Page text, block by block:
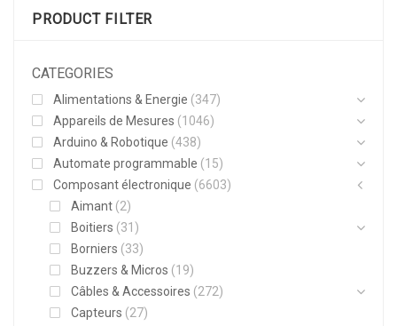
PRODUCT FILTER
CATEGORIES
Alimentations & Energie (347)
Appareils de Mesures (1046)
Arduino & Robotique (438)
Automate programmable (15)
Composant électronique (6603)
Aimant (2)
Boitiers (31)
Borniers (33)
Buzzers & Micros (19)
Câbles & Accessoires (272)
Capteurs (27)